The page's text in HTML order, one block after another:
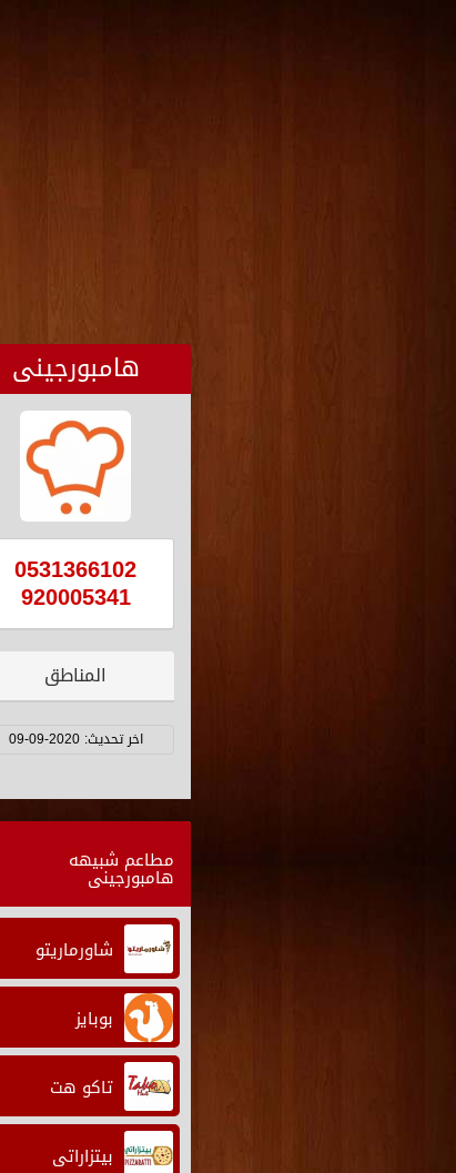
هامبورجينى
0531366102
920005341
المناطق
اخر تحديث:2020-09-09
مطاعم شبيهه
هامبورجينى
شاورماريتو
بوبايز
تاكو هت
بيتزاراتى